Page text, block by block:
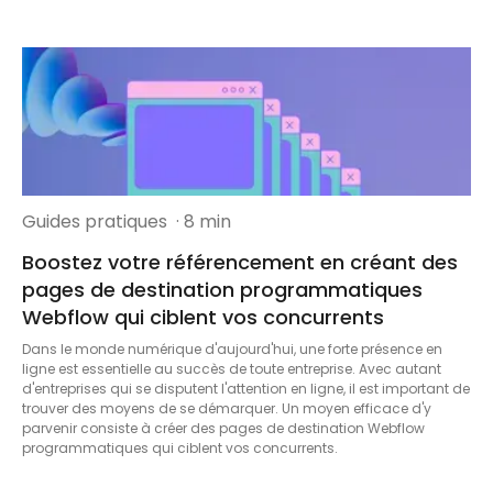
Guides pratiques · 8 min
Boostez votre référencement en créant des
pages de destination programmatiques
Webflow qui ciblent vos concurrents
Dans le monde numérique d'aujourd'hui, une forte présence en
ligne est essentielle au succès de toute entreprise. Avec autant
d'entreprises qui se disputent l'attention en ligne, il est important de
trouver des moyens de se démarquer. Un moyen efficace d'y
parvenir consiste à créer des pages de destination Webflow
programmatiques qui ciblent vos concurrents.